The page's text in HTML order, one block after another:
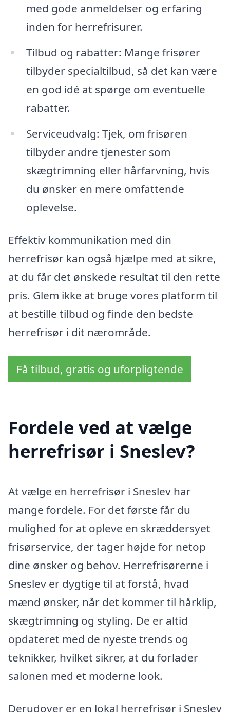
med gode anmeldelser og erfaring
inden for herrefrisurer.
Tilbud og rabatter: Mange frisører
tilbyder specialtilbud, så det kan være
en god idé at spørge om eventuelle
rabatter.
Serviceudvalg: Tjek, om frisøren
tilbyder andre tjenester som
skægtrimning eller hårfarvning, hvis
du ønsker en mere omfattende
oplevelse.
Effektiv kommunikation med din
herrefrisør kan også hjælpe med at sikre,
at du får det ønskede resultat til den rette
pris. Glem ikke at bruge vores platform til
at bestille tilbud og finde den bedste
herrefrisør i dit nærområde.
Få tilbud, gratis og uforpligtende
Fordele ved at vælge
herrefrisør i Sneslev?
At vælge en herrefrisør i Sneslev har
mange fordele. For det første får du
mulighed for at opleve en skræddersyet
frisørservice, der tager højde for netop
dine ønsker og behov. Herrefrisørerne i
Sneslev er dygtige til at forstå, hvad
mænd ønsker, når det kommer til hårklip,
skægtrimning og styling. De er altid
opdateret med de nyeste trends og
teknikker, hvilket sikrer, at du forlader
salonen med et moderne look.
Derudover er en lokal herrefrisør i Sneslev